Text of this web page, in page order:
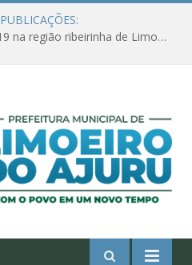
Ações de combate à Covid-19 na região ribeirinha de Limoeiro do Ajuru continuam